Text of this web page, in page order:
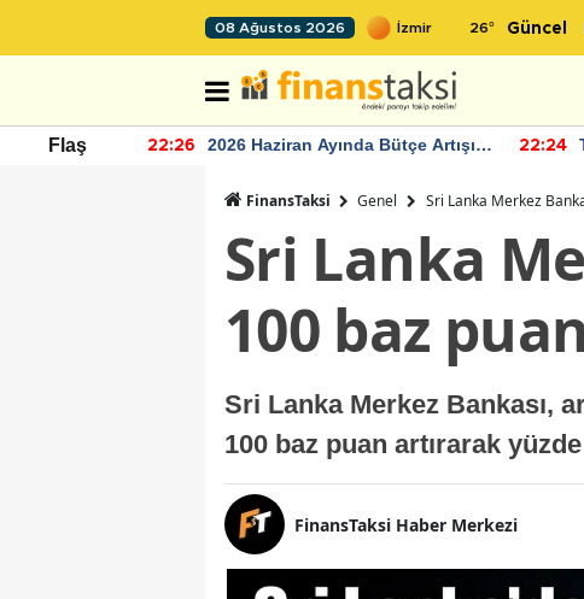
08 Ağustos 2026 26° Güncel
Flaş 22:26
2026 Haziran Ayında Bütçe Artışı
22:24
FinansTaksi Genel Sri Lanka Merkez
Sri Lanka
100 baz
Sri Lanka Merkez Bankası,
100 baz puan artırarak
FinansTaksi Haber Merkezi